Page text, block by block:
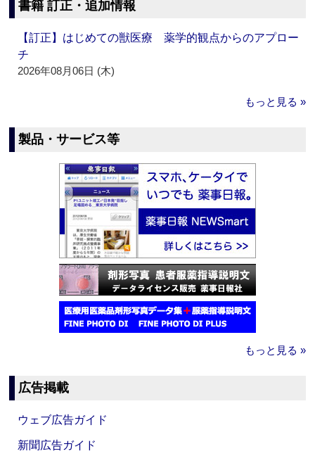
書籍 訂正・追加情報
【訂正】はじめての獣医療 薬学的観点からのアプロー
チ
2026年08月06日 (木)
もっと見る »
製品・サービス等
もっと見る »
広告掲載
ウェブ広告ガイド
新聞広告ガイド